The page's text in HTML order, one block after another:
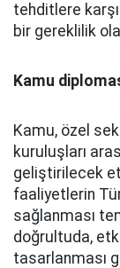
tehditlere
bir gereklilik
Kamu
Kamu, özel
kuruluşları
geliştirilecek
faaliyetlerin
sağlanması
doğrultuda,
tasarlanması